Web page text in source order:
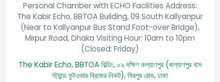
Personal Chamber with ECHO Facilities Address:
The Kabir Echo, BBTOA Building, 09 South Kallyanpur
(Near to Kallyanpur Bus Stand Foot-over Bridge),
Mirpur Road, Dhaka Visiting Hour: 10am to 10pm
(Closed: Friday)
The Kabir Echo, BBTOA বিল্ডিং, ০৯ দক্ষিণ কল্যাণপুর (কল্যাণপুর বাস
স্ট্যান্ড ফুটওভার ব্রিজের নিকট), মিরপুর রোড, ঢাকা